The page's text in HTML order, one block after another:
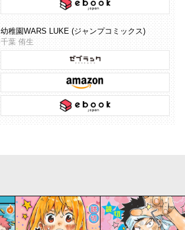
幼稚園WARS LUKE (ジャンプコミックス)
千葉 侑生